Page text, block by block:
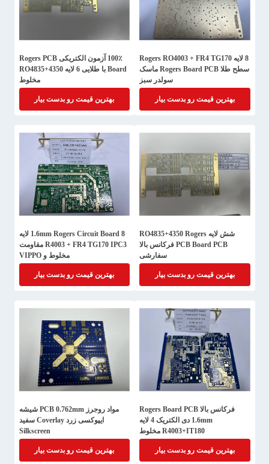
8 لایه Rogers RO4003 + FR4 TG170
سطح طلا Rogers Board PCB ماسک
سولدر سبز
بهترین قیمت رو بدست بیار
100٪ آزمون الکتریکی Rogers PCB
Board با طلایی 6 لایه RO4835+4350
مخلوط
بهترین قیمت رو بدست بیار
شش لایه RO4835+4350 Rogers
PCB Board PCB فرکانس بالا
سفارشی
بهترین قیمت رو بدست بیار
1.6mm Rogers Circuit Board 8 لایه
R4003 + FR4 TG170 IPC3 مقاومت
مخلوط و VIPPO
بهترین قیمت رو بدست بیار
فرکانس بالا Rogers Board PCB
1.6mm دی الکتریک 4 لایه
R4003+IT180 مخلوط
بهترین قیمت رو بدست بیار
مواد روجرز PCB 0.762mm شیشه
ایپوکسی زرد Coverlay سفید
Silkscreen
بهترین قیمت رو بدست بیار